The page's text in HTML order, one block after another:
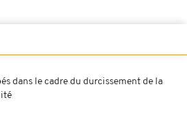
dans le cadre du durcissement de la